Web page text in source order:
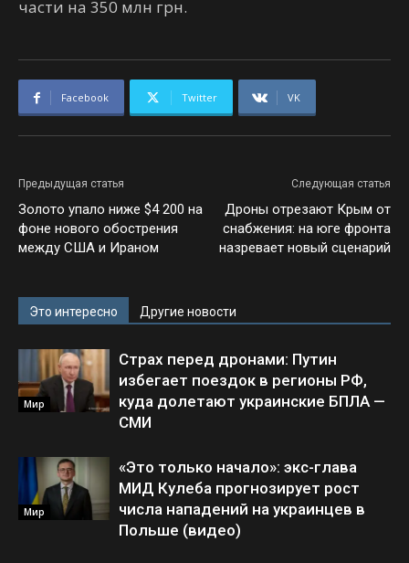
части на 350 млн грн.
Facebook Twitter VK
Предыдущая статья
Золото упало ниже $4 200 на
фоне нового обострения
между США и Ираном
Следующая статья
Дроны отрезают Крым от
снабжения: на юге фронта
назревает новый сценарий
Это интересно Другие новости
Мир
Страх перед дронами: Путин
избегает поездок в регионы РФ,
куда долетают украинские БПЛА —
СМИ
Мир
«Это только начало»: экс-глава
МИД Кулеба прогнозирует рост
числа нападений на украинцев в
Польше (видео)